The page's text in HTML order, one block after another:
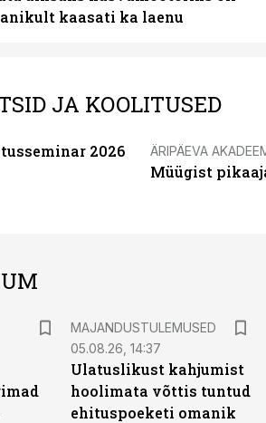
kaasati ka laenu
JA KOOLITUSED
2026 ÄRIPÄEVA
Müügist
MAJANDUSTULEMUSED
05.08.26, 14:37
Ulatuslikust kahjumist
hoolimata võttis tuntud
ehituspoeketi omanik